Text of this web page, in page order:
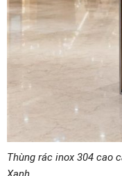
Thùng rác inox 304 cao